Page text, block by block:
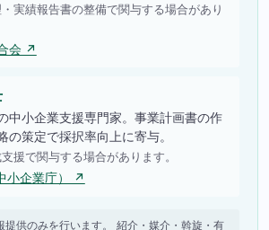
実績報告書の整備で関与する場合があり
会 ↗
中小企業支援専門家。事業計画書の作
の策定で採択率向上に寄与。
援で関与する場合があります。
小企業庁） ↗
供のみを行います。 紹介・媒介・斡旋・有